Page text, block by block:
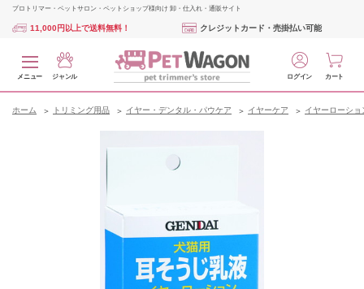
プロトリマー・ペットサロン・ペットショップ様向け 卸・仕入れ・通販サイト
11,000円以上で送料無料！ クレジットカード・売掛払い可能
メニュー ジャンル ログイン カート
ホーム トリミング用品 イヤー・デンタル・パウケア イヤーケア イヤーローショ